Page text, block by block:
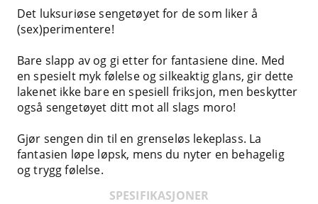
Det luksuriøse sengetøyet for de som liker å
(sex)perimentere!
Bare slapp av og gi etter for fantasiene dine. Med
en spesielt myk følelse og silkeaktig glans, gir dette
lakenet ikke bare en spesiell friksjon, men beskytter
også sengetøyet ditt mot all slags moro!
Gjør sengen din til en grenseløs lekeplass. La
fantasien løpe løpsk, mens du nyter en behagelig
og trygg følelse.
SPESIFIKASJONER